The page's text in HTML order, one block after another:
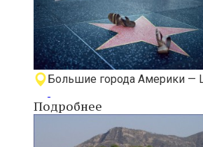
Большие города Америки —
Подробнее